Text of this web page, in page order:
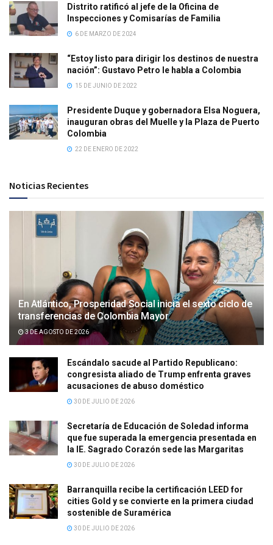
Distrito ratificó al jefe de la Oficina de
Inspecciones y Comisarías de Familia
6 DE MARZO DE 2024
“Estoy listo para dirigir los destinos de nuestra
nación”: Gustavo Petro le habla a Colombia
15 DE JUNIO DE 2022
Presidente Duque y gobernadora Elsa Noguera,
inauguran obras del Muelle y la Plaza de Puerto
Colombia
22 DE ENERO DE 2022
Noticias Recientes
En Atlántico, Prosperidad Social inicia el sexto ciclo de
transferencias de Colombia Mayor
3 DE AGOSTO DE 2026
Escándalo sacude al Partido Republicano:
congresista aliado de Trump enfrenta graves
acusaciones de abuso doméstico
30 DE JULIO DE 2026
Secretaría de Educación de Soledad informa
que fue superada la emergencia presentada en
la IE. Sagrado Corazón sede las Margaritas
30 DE JULIO DE 2026
Barranquilla recibe la certificación LEED for
cities Gold y se convierte en la primera ciudad
sostenible de Suramérica
30 DE JULIO DE 2026